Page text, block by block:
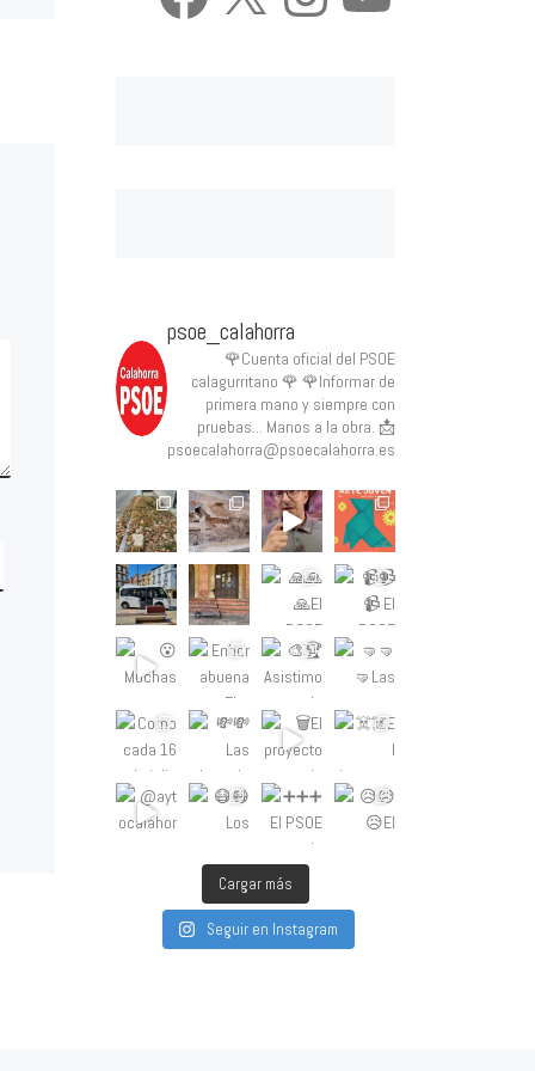
psoe_calahorra
🌹Cuenta oficial del PSOE
calagurritano 🌹 🌹Informar de
primera mano y siempre con
pruebas... Manos a la obra. 📩
psoecalahorra@psoecalahorra.es
Cargar más
Seguir en Instagram